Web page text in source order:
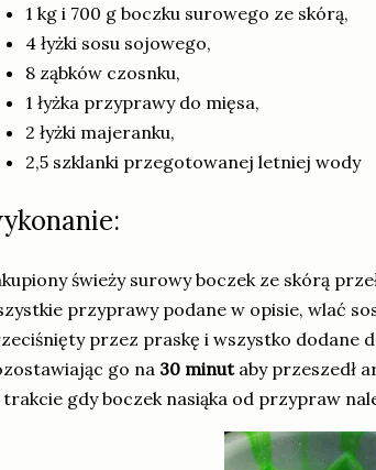
1 kg i 700 g boczku surowego ze skórą,
4 łyżki sosu sojowego,
8 ząbków czosnku,
1 łyżka przyprawy do mięsa,
2 łyżki majeranku,
2,5 szklanki przegotowanej letniej wody
świeży surowy boczek ze skórą
przyprawy podane w opisie, wlać
przez praskę i wszystko dodane
go na 30 minut aby przeszedł
trakcie gdy boczek nasiąka od przypraw